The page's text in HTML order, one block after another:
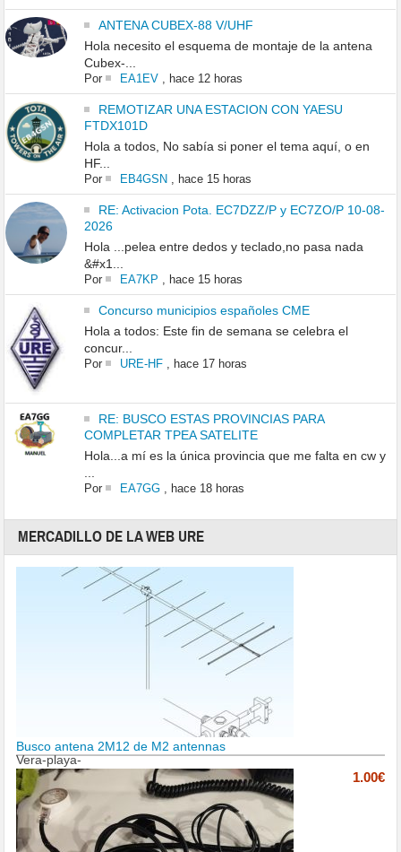
ANTENA CUBEX-88 V/UHF
Hola necesito el esquema de montaje de la antena
Cubex-...
Por EA1EV, hace 12 horas
REMOTIZAR UNA ESTACION CON YAESU
FTDX101D
Hola a todos, No sabía si poner el tema aquí, o en
HF...
Por EB4GSN, hace 15 horas
RE: Activacion Pota. EC7DZZ/P y EC7ZO/P 10-08-
2026
Hola ...pelea entre dedos y teclado,no pasa nada
&#x1...
Por EA7KP hace 15 horas
Concurso municipios españoles CME
Hola a todos: Este fin de semana se celebra el
concur...
Por URE-HF, hace 17 horas
RE: BUSCO ESTAS PROVINCIAS PARA
COMPLETAR TPEA SATELITE
Hola...a mí es la única provincia que me falta en cw y
Por EA7GG, hace 18 horas
MERCADILLO DE LA WEB URE
Busco antena 2M12 de M2 antennas
Vera-playa-
1.00€